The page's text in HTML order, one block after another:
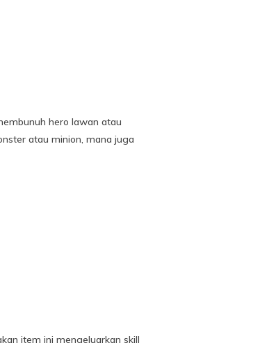
hero lawan atau
atau minion, mana juga
item ini mengeluarkan skill